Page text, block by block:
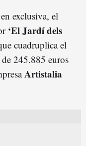
en exclusiva, el
‘El Jardí dels
cuadruplica el
245.885 euros
Artistalia